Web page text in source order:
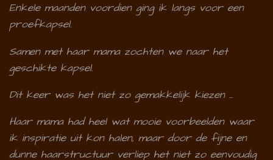
Enkele maanden voordien ging ik langs voor een
proefkapsel.
Samen met haar mama zochten we naar het
geschikte kapsel.
Dit keer was het niet zo gemakkelijk kiezen ...
Haar mama had heel wat mooie voorbeelden waar
ik inspiratie uit kon halen, maar door de fijne en
dunne haarstructuur verliep het niet zo eenvoudig